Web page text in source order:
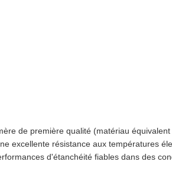
de première qualité (matériau équivalent
excellente résistance aux températures
d'étanchéité fiables dans des